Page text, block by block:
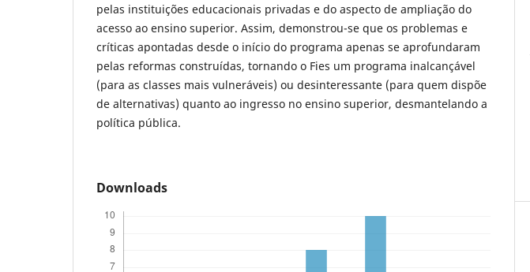
pelas instituições educacionais privadas e do aspecto de ampliação do
acesso ao ensino superior. Assim, demonstrou-se que os problemas e
críticas apontadas desde o início do programa apenas se aprofundaram
pelas reformas construídas, tornando o Fies um programa inalcançável
(para as classes mais vulneráveis) ou desinteressante (para quem dispõe
de alternativas) quanto ao ingresso no ensino superior, desmantelando a
política pública.
Downloads